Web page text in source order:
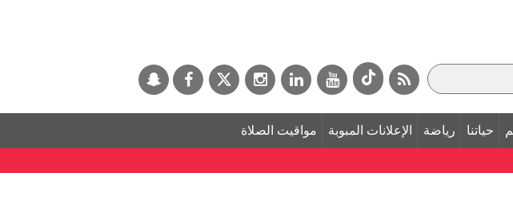
حياتنا رياضة الإعلانات المبوبة مواقيت الصلاة